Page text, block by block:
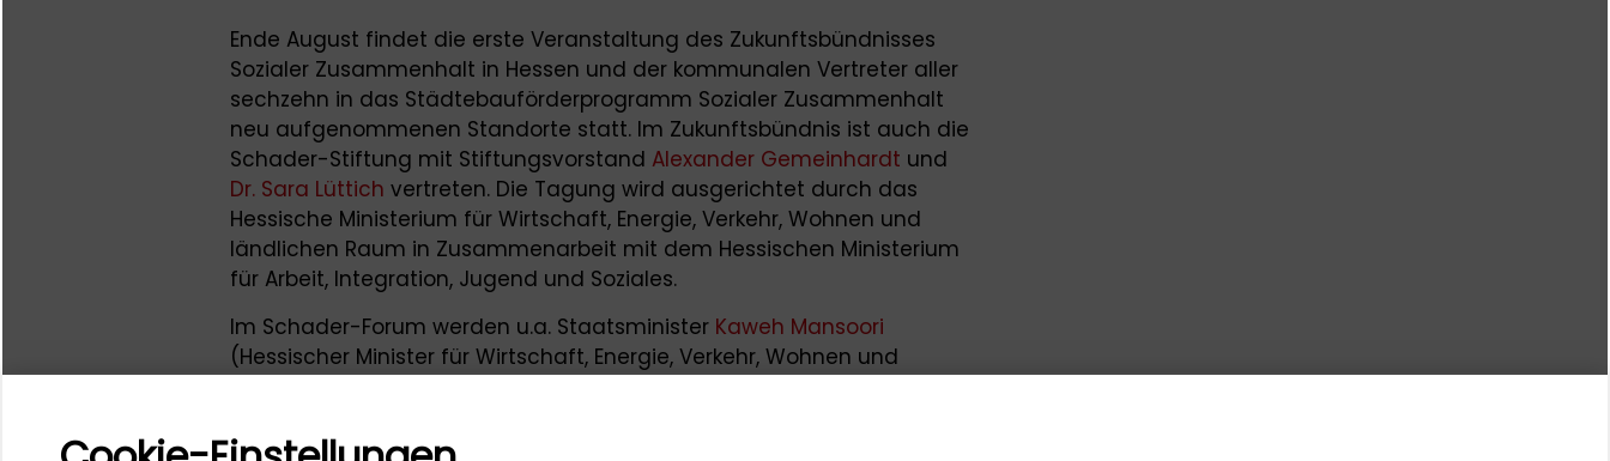
Ende August findet die erste Veranstaltung des Zukunftsbündnisses
Sozialer Zusammenhalt in Hessen und der kommunalen Vertreter aller
sechzehn in das Städtebauförderprogramm Sozialer Zusammenhalt
neu aufgenommenen Standorte statt. Im Zukunftsbündnis ist auch die
Schader-Stiftung mit Stiftungsvorstand Alexander Gemeinhardt und
Dr. Sara Lüttich vertreten. Die Tagung wird ausgerichtet durch das
Hessische Ministerium für Wirtschaft, Energie, Verkehr, Wohnen und
ländlichen Raum in Zusammenarbeit mit dem Hessischen Ministerium
für Arbeit, Integration, Jugend und Soziales.
Im Schader-Forum werden u.a. Staatsminister Kaweh Mansoori
(Hessischer Minister für Wirtschaft, Energie, Verkehr, Wohnen und
Arbeit, Integration, Jugend und Soziales) über die Entwicklung des